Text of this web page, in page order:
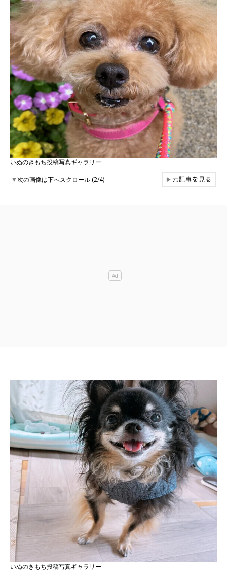
いぬのきもち投稿写真ギャラリー
▼次の画像は下へスクロール (2/4) ▶元記事を見る
いぬのきもち投稿写真ギャラリー